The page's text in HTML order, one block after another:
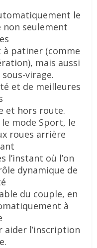
le
seulement
à patiner (comme
mais aussi
virage.
et de meilleures
et hors route.
le mode Sport, le
roues arrière
l’instant où l’on
dynamique de
du couple, en
à
l’inscription